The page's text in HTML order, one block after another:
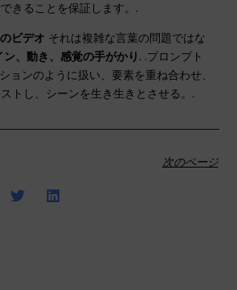
きることを保証します。.
ビデオ それは複雑な言葉の問題ではな
、動き、感覚の手がかり . .プロンプト
ョンのように扱い、要素を重ね合わせ、
トし、シーンを生き生きとさせる。.
次のページ